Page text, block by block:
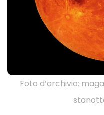
Foto d’archivio: